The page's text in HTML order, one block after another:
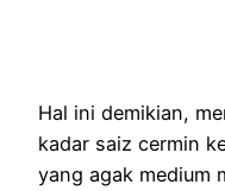
Hal ini demikian,
kadar saiz cermin
yang agak medium